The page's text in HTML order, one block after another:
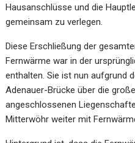
Hausanschlüsse und die
gemeinsam zu verlegen.
Diese Erschließung der
Fernwärme war in der
enthalten. Sie ist nun aufgrund
Adenauer-Brücke über die
angeschlossenen
Mitterwöhr weiter mit